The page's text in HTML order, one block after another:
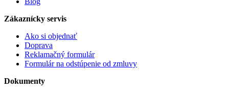
Zákaznícky servis
Ako si objednať
Doprava
Reklamačný formulár
Formulár na odstúpenie od zmluvy
Dokumenty